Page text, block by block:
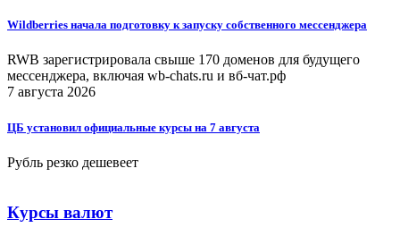
Wildberries начала подготовку к запуску собственного мессенджера
RWB зарегистрировала свыше 170 доменов для будущего
мессенджера, включая wb-chats.ru и вб-чат.рф
7 августа 2026
ЦБ установил официальные курсы на 7 августа
Рубль резко дешевеет
Курсы валют